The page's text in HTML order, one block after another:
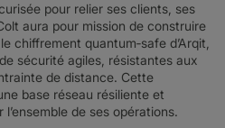
pour relier ses clients, ses
aura pour mission de construire
chiffrement quantum‑safe d’Arqit,
sécurité agiles, résistantes aux
de distance. Cette
base réseau résiliente et
de ses opérations.